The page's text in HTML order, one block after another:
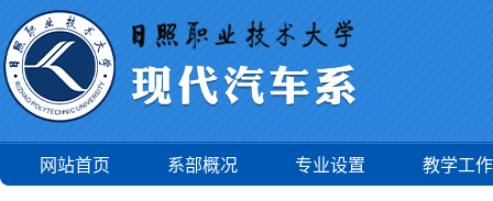
网站首页 系部概况 专业设置 教学工作